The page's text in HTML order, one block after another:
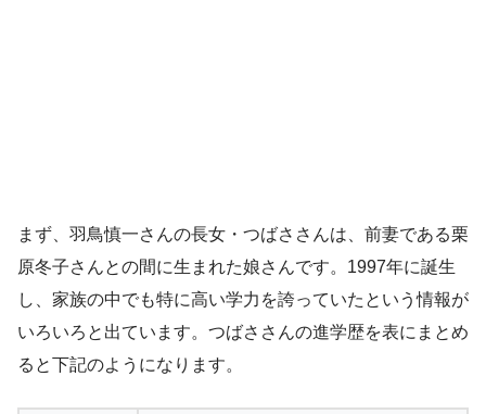
まず、羽鳥慎一さんの長女・つばささんは、前妻である栗
原冬子さんとの間に生まれた娘さんです。1997年に誕生
し、家族の中でも特に高い学力を誇っていたという情報が
いろいろと出ています。つばささんの進学歴を表にまとめ
ると下記のようになります。